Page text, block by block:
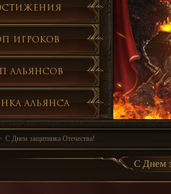
игроков
альянсов
альянса
С Днем защитника Отечества!
С Днем